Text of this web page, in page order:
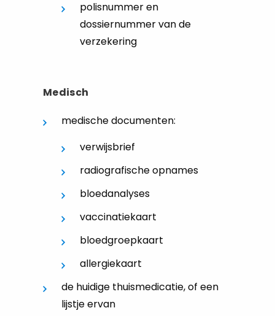
polisnummer en
dossiernummer van de
verzekering
Medisch
medische documenten:
verwijsbrief
radiografische opnames
bloedanalyses
vaccinatiekaart
bloedgroepkaart
allergiekaart
de huidige thuismedicatie, of een
lijstje ervan